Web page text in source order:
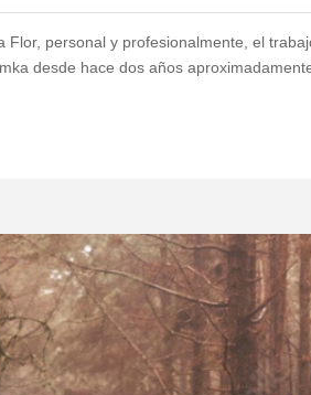
Flor, personal y profesionalmente, el
desde hace dos años